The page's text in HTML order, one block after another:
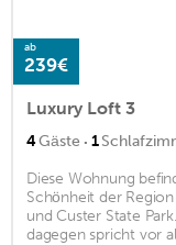
ab
239€
Luxury Loft 3
4Gäste · 1
Diese Wohnung
Schönheit der
und Custer State
dagegen spricht vor